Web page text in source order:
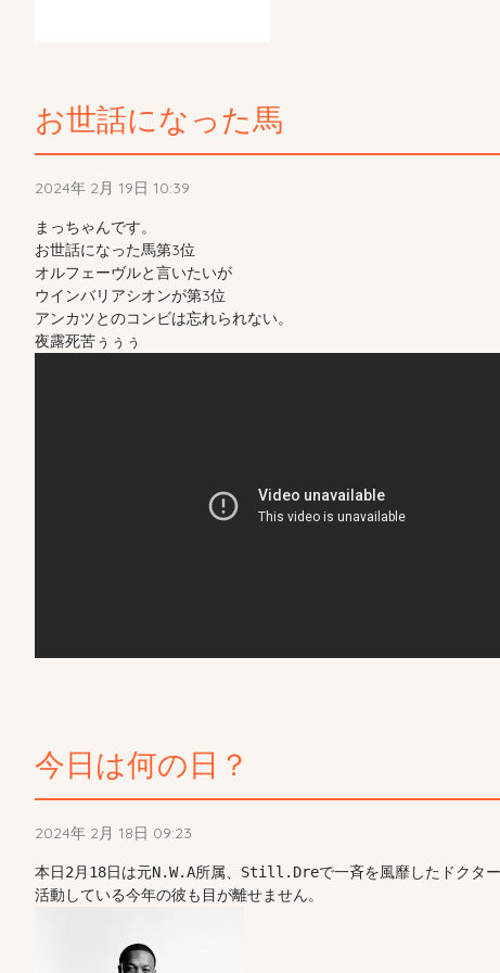
お世話になった馬
2024年 2月 19日 10:39
まっちゃんです。
お世話になった馬第3位
オルフェーヴルと言いたいが
ウインバリアシオンが第3位
アンカツとのコンビは忘れられない。
夜露死苦ぅぅぅ
今日は何の日？
2024年 2月 18日 09:23
本日2月18日は元N.W.A所属、Still.Dreで一斉を風靡したドクタ